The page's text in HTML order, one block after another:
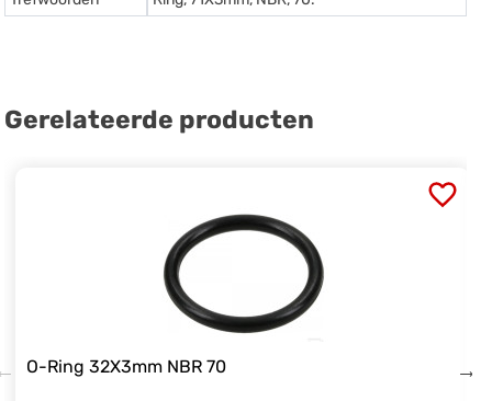
Gerelateerde producten
O-Ring 32X3mm NBR 70